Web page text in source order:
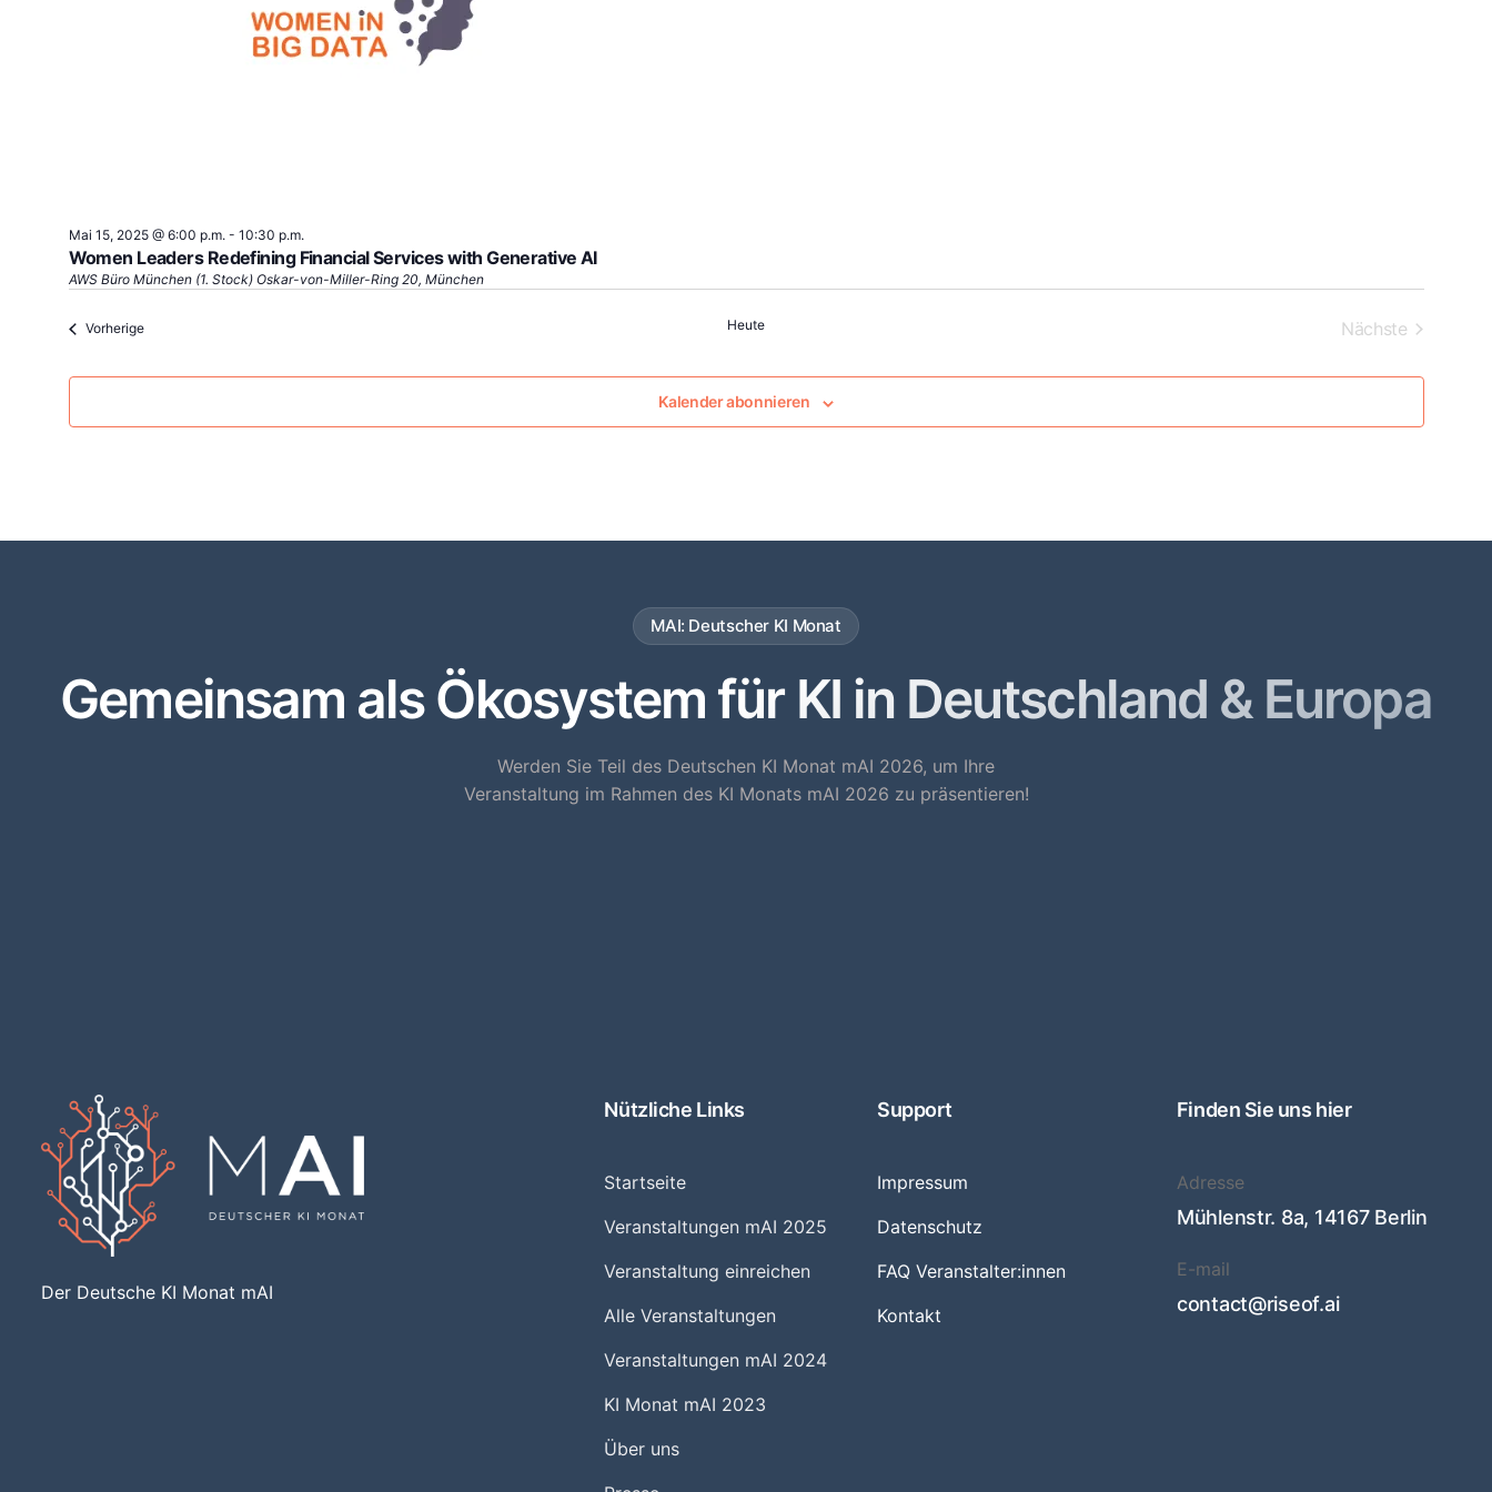
Mai 15, 2025 @ 6:00 p.m.- 10:30 p.m.
Women Leaders Redefining Financial Services with Generative AI
AWS Büro München (1. Stock) Oskar-von-Miller-Ring 20, München
VorherigeVeranstaltungen Heute Nächste
Kalender abonnieren
MAI: Deutscher KI Monat
Gemeinsam als Ökosystem für KI in Deutschland & Europa
Werden Sie Teil des Deutschen KI Monat mAI 2026, um Ihre
Veranstaltung im Rahmen des KI Monats mAI 2026 zu präsentieren!
Der Deutsche KI Monat mAI
Nützliche Links
Startseite
Veranstaltungen mAI 2025
Veranstaltung einreichen
Alle Veranstaltungen
Veranstaltungen mAI 2024
KI Monat mAI 2023
Über uns
Support
Impressum
Datenschutz
FAQ Veranstalter:innen
Kontakt
Finden Sie uns hier
Adresse
Mühlenstr. 8a, 14167 Berlin
E-mail
contact@riseof.ai